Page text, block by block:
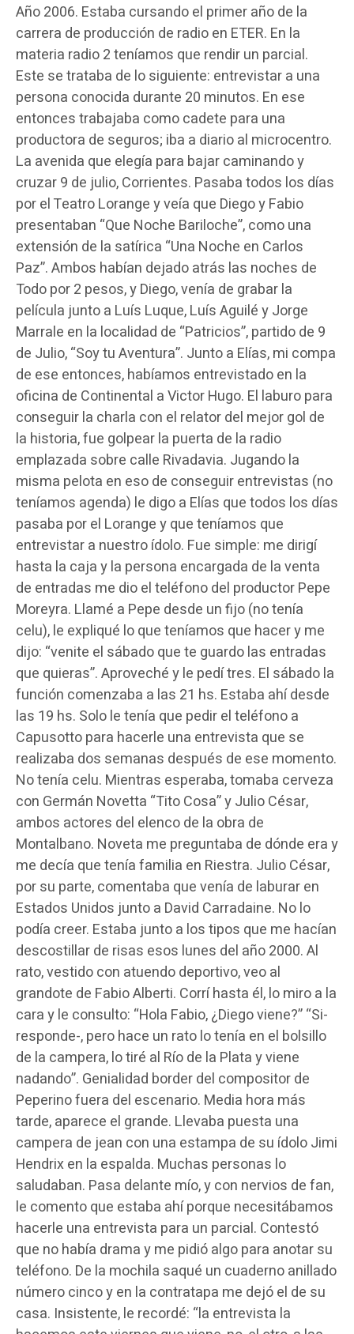
Año 2006. Estaba cursando el primer año de la
carrera de producción de radio en ETER. En la
materia radio 2 teníamos que rendir un parcial.
Este se trataba de lo siguiente: entrevistar a una
persona conocida durante 20 minutos. En ese
entonces trabajaba como cadete para una
productora de seguros; iba a diario al microcentro.
La avenida que elegía para bajar caminando y
cruzar 9 de julio, Corrientes. Pasaba todos los días
por el Teatro Lorange y veía que Diego y Fabio
presentaban “Que Noche Bariloche”, como una
extensión de la satírica “Una Noche en Carlos
Paz”. Ambos habían dejado atrás las noches de
Todo por 2 pesos, y Diego, venía de grabar la
película junto a Luís Luque, Luís Aguilé y Jorge
Marrale en la localidad de “Patricios”, partido de 9
de Julio, “Soy tu Aventura”. Junto a Elías, mi compa
de ese entonces, habíamos entrevistado en la
oficina de Continental a Victor Hugo. El laburo para
conseguir la charla con el relator del mejor gol de
la historia, fue golpear la puerta de la radio
emplazada sobre calle Rivadavia. Jugando la
misma pelota en eso de conseguir entrevistas (no
teníamos agenda) le digo a Elías que todos los días
pasaba por el Lorange y que teníamos que
entrevistar a nuestro ídolo. Fue simple: me dirigí
hasta la caja y la persona encargada de la venta
de entradas me dio el teléfono del productor Pepe
Moreyra. Llamé a Pepe desde un fijo (no tenía
celu), le expliqué lo que teníamos que hacer y me
dijo: “venite el sábado que te guardo las entradas
que quieras”. Aproveché y le pedí tres. El sábado la
función comenzaba a las 21 hs. Estaba ahí desde
las 19 hs. Solo le tenía que pedir el teléfono a
Capusotto para hacerle una entrevista que se
realizaba dos semanas después de ese momento.
No tenía celu. Mientras esperaba, tomaba cerveza
con Germán Novetta “Tito Cosa” y Julio César,
ambos actores del elenco de la obra de
Montalbano. Noveta me preguntaba de dónde era y
me decía que tenía familia en Riestra. Julio César,
por su parte, comentaba que venía de laburar en
Estados Unidos junto a David Carradaine. No lo
podía creer. Estaba junto a los tipos que me hacían
descostillar de risas esos lunes del año 2000. Al
rato, vestido con atuendo deportivo, veo al
grandote de Fabio Alberti. Corrí hasta él, lo miro a la
cara y le consulto: “Hola Fabio, ¿Diego viene?” “Si-
responde-, pero hace un rato lo tenía en el bolsillo
de la campera, lo tiré al Río de la Plata y viene
nadando”. Genialidad border del compositor de
Peperino fuera del escenario. Media hora más
tarde, aparece el grande. Llevaba puesta una
campera de jean con una estampa de su ídolo Jimi
Hendrix en la espalda. Muchas personas lo
saludaban. Pasa delante mío, y con nervios de fan,
le comento que estaba ahí porque necesitábamos
hacerle una entrevista para un parcial. Contestó
que no había drama y me pidió algo para anotar su
teléfono. De la mochila saqué un cuaderno anillado
número cinco y en la contratapa me dejó el de su
casa. Insistente, le recordé: “la entrevista la